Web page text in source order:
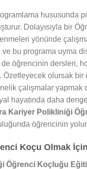
hususunda
Dolayısıyla bir
yönünde
bu programa uyma
de öğrencinin dersleri,
Özetleyecek olursak
çalışmalar
hayatında daha
Kariyer Polikliniği
öğrencinin
Koçu Olmak
Öğrenci Koçluğu